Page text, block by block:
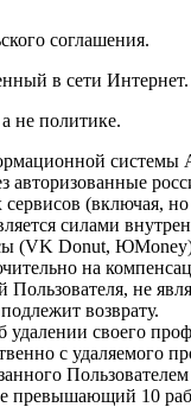
соглашения.
в сети Интернет.
не политике.
авторизованные
(включая,
силами
(VK Donut,
на
не
возврату.
своего
с удаляемого
превышающий 10